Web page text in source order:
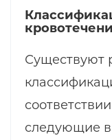
Существуют
следующие